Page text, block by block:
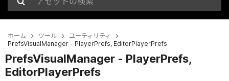
アセットの検索
ホーム ツール
ユーティリティ
PrefsVisualManager - PlayerPrefs, EditorPlayerPrefs
PrefsVisualManager - PlayerPrefs,
EditorPlayerPrefs